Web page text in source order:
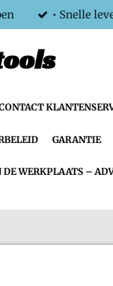
• Snelle
GARANTIE
DE WERKPLAATS –